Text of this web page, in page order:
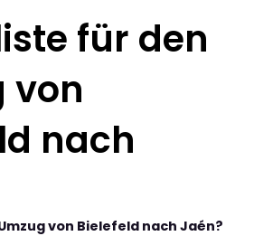
für den
von
nach
von Bielefeld nach Jaén?